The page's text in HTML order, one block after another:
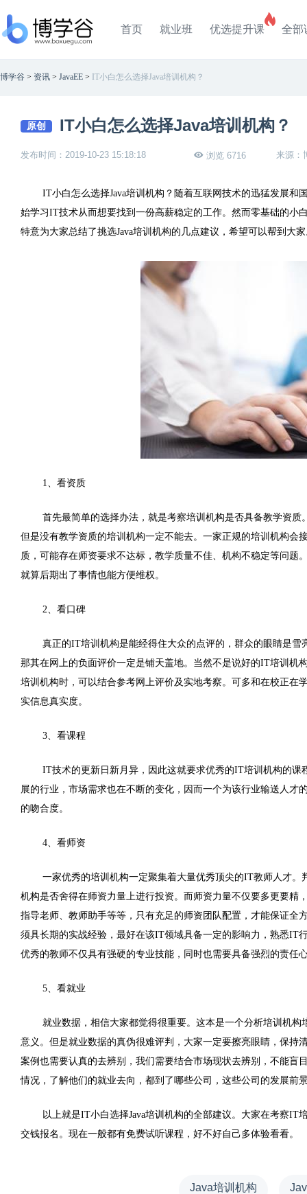
首页 就业班 优选提升课 全部
博学谷 > 资讯 > JavaEE > IT小白怎么选择Java培训机构？
原创 IT小白怎么选择Java培训机构？
发布时间：2019-10-23 15:18:18 浏览 6716 来源：
IT小白怎么选择Java培训机构？随着互联网技术的迅猛发展
始学习IT技术从而想要找到一份高薪稳定的工作。然而零基础的小
特意为大家总结了挑选Java培训机构的几点建议，希望可以帮到大
1、看资质
首先最简单的选择办法，就是考察培训机构是否具备教学资
但是没有教学资质的培训机构一定不能去。一家正规的培训机构
质，可能存在师资要求不达标，教学质量不佳、机构不稳定等问
就算后期出了事情也能方便维权。
2、看口碑
真正的IT培训机构是能经得住大众的点评的，群众的眼睛是
那其在网上的负面评价一定是铺天盖地。当然不是说好的IT培训机
培训机构时，可以结合参考网上评价及实地考察。可多和在校正
实信息真实度。
3、看课程
IT技术的更新日新月异，因此这就要求优秀的IT培训机构的
展的行业，市场需求也在不断的变化，因而一个为该行业输送人
的吻合度。
4、看师资
一家优秀的培训机构一定聚集着大量优秀顶尖的IT教师人才
机构是否舍得在师资力量上进行投资。而师资力量不仅要多更要
指导老师、教师助手等等，只有充足的师资团队配置，才能保证
须具长期的实战经验，最好在该IT领域具备一定的影响力，熟悉IT
优秀的教师不仅具有强硬的专业技能，同时也需要具备强烈的责任
5、看就业
就业数据，相信大家都觉得很重要。这本是一个分析培训机
意义。但是就业数据的真伪很难评判，大家一定要擦亮眼睛，保
案例也需要认真的去辨别，我们需要结合市场现状去辨别，不能
情况，了解他们的就业去向，都到了哪些公司，这些公司的发展前
以上就是IT小白选择Java培训机构的全部建议。大家在考察
交钱报名。现在一般都有免费试听课程，好不好自己多体验看看。
Java培训机构